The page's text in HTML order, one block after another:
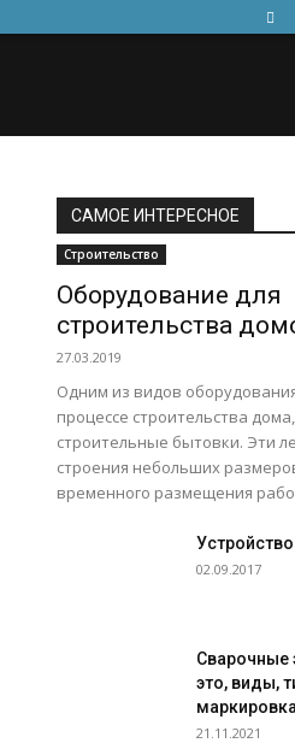
САМОЕ ИНТЕРЕСНОЕ
Строительство
Оборудование для
строительства
27.03.2019
Одним из видов
процессе строительства
строительные бытовки. Эти
строения небольших
временного размещения
02.09.2017
Сварочные
это, виды,
маркировка
21.11.2021